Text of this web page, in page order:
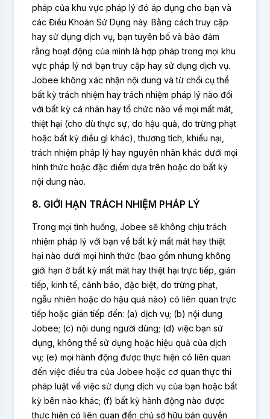
pháp của khu vực pháp lý đó áp dụng cho bạn và
các Điều Khoản Sử Dụng này. Bằng cách truy cập
hay sử dụng dịch vụ, bạn tuyên bố và bảo đảm
rằng hoạt động của mình là hợp pháp trong mọi khu
vực pháp lý nơi bạn truy cập hay sử dụng dịch vụ.
Jobee không xác nhận nội dung và từ chối cụ thể
bất kỳ trách nhiệm hay trách nhiệm pháp lý nào đối
với bất kỳ cá nhân hay tổ chức nào về mọi mất mát,
thiệt hại (cho dù thực sự, do hậu quả, do trừng phạt
hoặc bất kỳ điều gì khác), thương tích, khiếu nại,
trách nhiệm pháp lý hay nguyên nhân khác dưới mọi
hình thức hoặc đặc điểm dựa trên hoặc do bất kỳ
nội dung nào.
8. GIỚI HẠN TRÁCH NHIỆM PHÁP LÝ
Trong mọi tình huống, Jobee sẽ không chịu trách
nhiệm pháp lý với bạn về bất kỳ mất mát hay thiệt
hại nào dưới mọi hình thức (bao gồm nhưng không
giới hạn ở bất kỳ mất mát hay thiệt hại trực tiếp, gián
tiếp, kinh tế, cảnh báo, đặc biệt, do trừng phạt,
ngẫu nhiên hoặc do hậu quả nào) có liên quan trực
tiếp hoặc gián tiếp đến: (a) dịch vụ; (b) nội dung
Jobee; (c) nội dung người dùng; (d) việc bạn sử
dụng, không thể sử dụng hoặc hiệu quả của dịch
vụ; (e) mọi hành động được thực hiện có liên quan
đến việc điều tra của Jobee hoặc cơ quan thực thi
pháp luật về việc sử dụng dịch vụ của bạn hoặc bất
kỳ bên nào khác; (f) bất kỳ hành động nào được
thực hiện có liên quan đến chủ sở hữu bản quyền